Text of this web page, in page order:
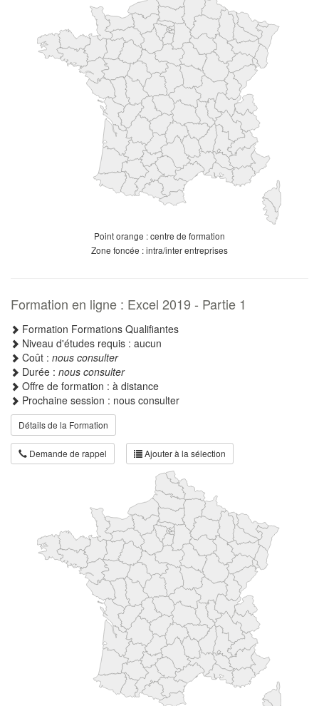
Point orange : centre de formation
Zone foncée : intra/inter entreprises
Formation en ligne : Excel 2019 - Partie 1
Formation Formations Qualifiantes
Niveau d'études requis : aucun
Coût : nous consulter
Durée : nous consulter
Offre de formation : à distance
Prochaine session : nous consulter
Détails de la Formation
Demande de rappel Ajouter à la sélection